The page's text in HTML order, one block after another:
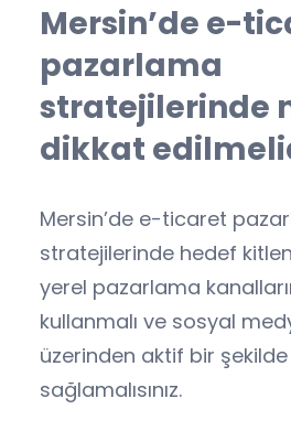
Mersin’de e-
pazarlama
stratejilerinde
dikkat
Mersin’de e-ticaret
stratejilerinde hedef
yerel pazarlama
kullanmalı ve sosyal
üzerinden aktif bir
sağlamalısınız.